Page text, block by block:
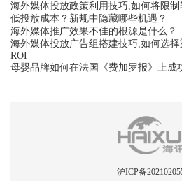
海外媒体投放政策利用技巧,如何将限
低投放成本？新规中隐藏哪些机遇？
海外媒体推广效果不佳的根源是什么？
海外媒体投放广告组搭建技巧,如何选
ROI
母婴品牌如何在法国《费加罗报》上成
沪ICP备